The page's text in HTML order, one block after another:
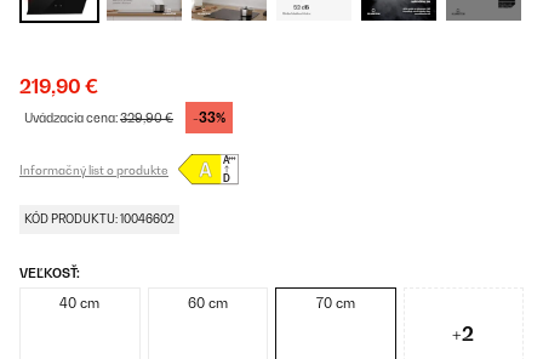
219,90 €
Uvádzacia cena:329,90 € -33%
Informačný list o produkte
KÓD PRODUKTU: 10046602
VEĽKOSŤ:
40 cm 60 cm 70 cm
+2